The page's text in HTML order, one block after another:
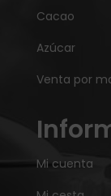
Cacao
Azúcar
Venta por
Mi cuenta